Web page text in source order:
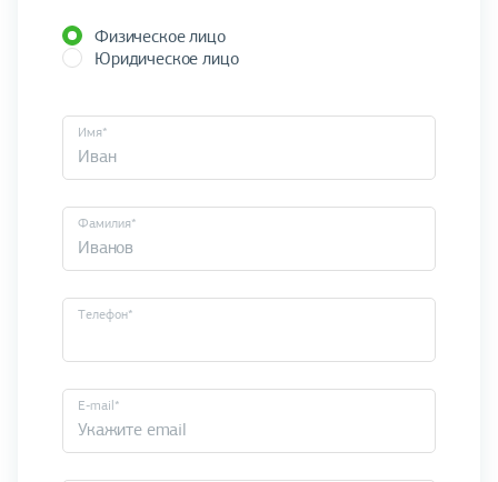
Физическое лицо
Юридическое лицо
Имя*
Фамилия*
Телефон*
E-mail*